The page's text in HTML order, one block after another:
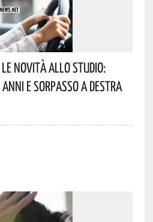
Novità Allo Studio:
E Sorpasso A Destra